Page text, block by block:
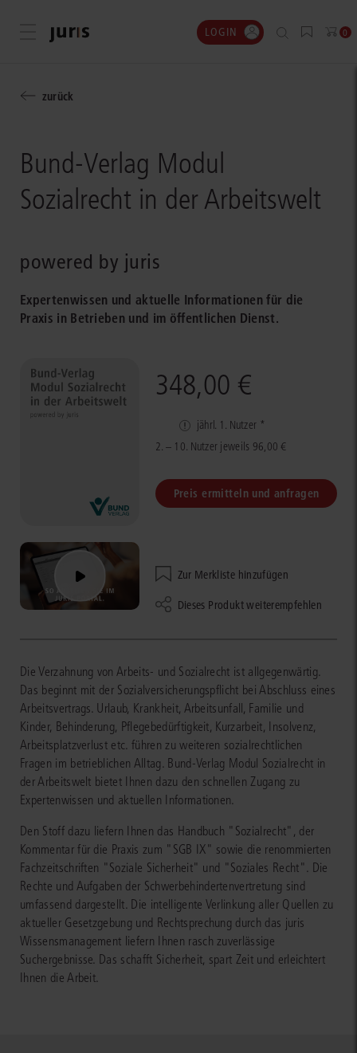
Menü öffnen LOGIN 0
zurück
Bund-Verlag Modul
Sozialrecht in der Arbeitswelt
powered by juris
Expertenwissen und aktuelle Informationen für die
Praxis in Betrieben und im öffentlichen Dienst.
Die Verzahnung von Arbeits- und Sozialrecht ist allgegenwärtig.
Das beginnt mit der Sozialversicherungspflicht bei Abschluss eines
Arbeitsvertrags. Urlaub, Krankheit, Arbeitsunfall, Familie und
Kinder, Behinderung, Pflegebedürftigkeit, Kurzarbeit, Insolvenz,
Arbeitsplatzverlust etc. führen zu weiteren sozialrechtlichen
Fragen im betrieblichen Alltag. Bund-Verlag Modul Sozialrecht in
der Arbeitswelt bietet Ihnen dazu den schnellen Zugang zu
Expertenwissen und aktuellen Informationen.
Den Stoff dazu liefern Ihnen das Handbuch "Sozialrecht", der
Kommentar für die Praxis zum "SGB IX" sowie die renommierten
Fachzeitschriften "Soziale Sicherheit" und "Soziales Recht". Die
Rechte und Aufgaben der Schwerbehindertenvertretung sind
umfassend dargestellt. Die intelligente Verlinkung aller Quellen zu
aktueller Gesetzgebung und Rechtsprechung durch das juris
Wissensmanagement liefern Ihnen rasch zuverlässige
Suchergebnisse. Das schafft Sicherheit, spart Zeit und erleichtert
Ihnen die Arbeit.
348,00 €
jährl. 1. Nutzer *
2. – 10. Nutzer jeweils 96,00 €
Preis ermitteln und anfragen
Zur Merkliste hinzufügen
Dieses Produkt weiterempfehlen